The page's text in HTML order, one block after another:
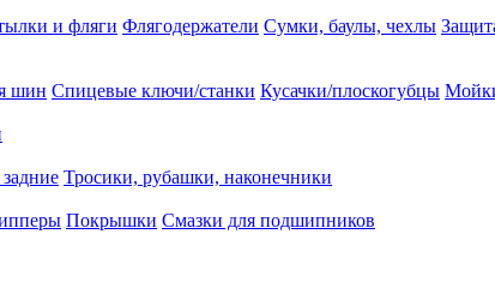
и фляги Флягодержатели Сумки, баулы, чехлы
шин Спицевые ключи/станки Кусачки/плоскогубцы
Тросики, рубашки, наконечники
Покрышки Смазки для подшипников